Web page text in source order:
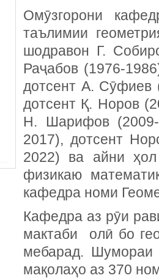
Омӯзгорони
таълимии
шодравон Г.
Раҷабов (1976-
дотсент А. Сӯфиев
дотсент Қ. Норов
Н. Шарифов (2009-
2017), дотсент
2022) ва айни
физикаю
кафедра номи
Кафедра аз рӯи
мактаби олӣ бо
мебарад.
мақолаҳо аз 370